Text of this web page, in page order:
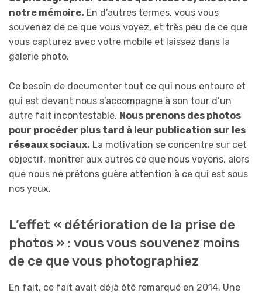
notre mémoire. En d’autres termes, vous vous
souvenez de ce que vous voyez, et très peu de ce que
vous capturez avec votre mobile et laissez dans la
galerie photo.
Ce besoin de documenter tout ce qui nous entoure et
qui est devant nous s’accompagne à son tour d’un
autre fait incontestable. Nous prenons des photos
pour procéder plus tard à leur publication sur les
réseaux sociaux. La motivation se concentre sur cet
objectif, montrer aux autres ce que nous voyons, alors
que nous ne prêtons guère attention à ce qui est sous
nos yeux.
L’effet « détérioration de la prise de
photos » : vous vous souvenez moins
de ce que vous photographiez
En fait, ce fait avait déjà été remarqué en 2014. Une